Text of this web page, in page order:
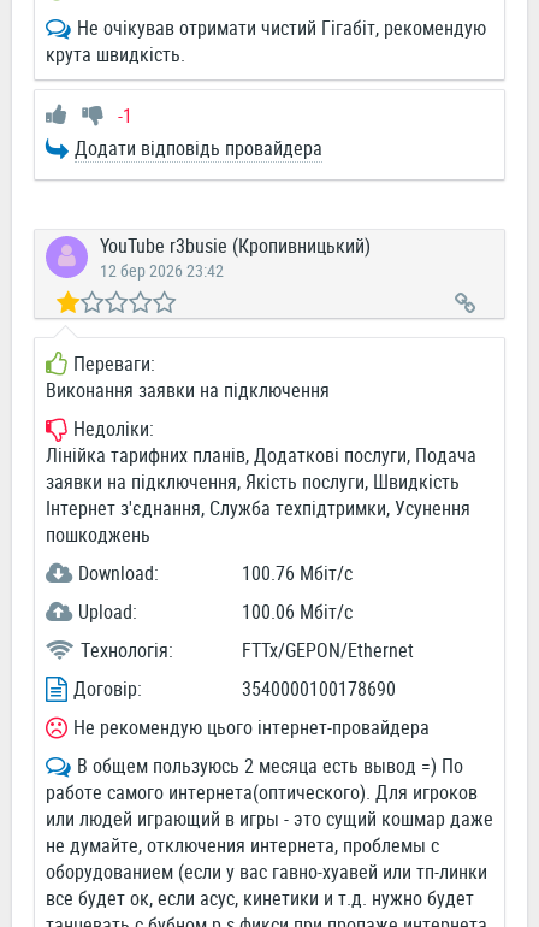
Не очікував отримати чистий Гігабіт, рекомендую
крута швидкість.
-1
Додати відповідь провайдера
YouTube r3busie (Кропивницький)
12 бер 2026 23:42
Переваги:
Виконання заявки на підключення
Недоліки:
Лінійка тарифних планів, Додаткові послуги, Подача
заявки на підключення, Якість послуги, Швидкість
Інтернет з'єднання, Служба техпідтримки, Усунення
пошкоджень
Download:
100.76 Мбіт/c
Upload:
100.06 Мбіт/c
Технологія:
FTTx/GEPON/Ethernet
Договір:
3540000100178690
Не рекомендую цього інтернет-провайдера
В общем пользуюсь 2 месяца есть вывод =) По
работе самого интернета(оптического). Для игроков
или людей играющий в игры - это сущий кошмар даже
не думайте, отключения интернета, проблемы с
оборудованием (если у вас гавно-хуавей или тп-линки
все будет ок, если асус, кинетики и т.д. нужно будет